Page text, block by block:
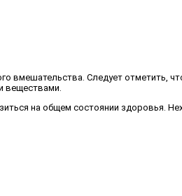
Следует отметить,
веществами.
на общем состоянии здоровья.